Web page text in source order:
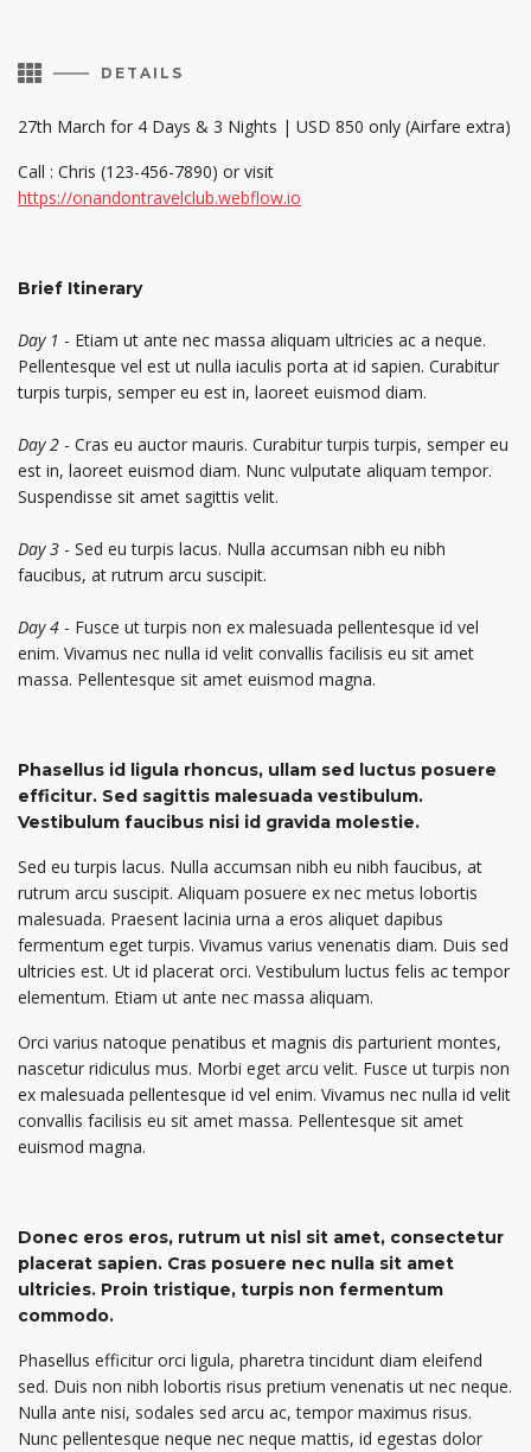
 DETAILS
27th March for 4 Days & 3 Nights | USD 850 only (Airfare extra)
Call : Chris (123-456-7890) or visit
https://onandontravelclub.webflow.io
Brief Itinerary
Day 1 - Etiam ut ante nec massa aliquam ultricies ac a neque.
Pellentesque vel est ut nulla iaculis porta at id sapien. Curabitur
turpis turpis, semper eu est in, laoreet euismod diam.
Day 2 - Cras eu auctor mauris. Curabitur turpis turpis, semper eu
est in, laoreet euismod diam. Nunc vulputate aliquam tempor.
Suspendisse sit amet sagittis velit.
Day 3 - Sed eu turpis lacus. Nulla accumsan nibh eu nibh
faucibus, at rutrum arcu suscipit.
Day 4 - Fusce ut turpis non ex malesuada pellentesque id vel
enim. Vivamus nec nulla id velit convallis facilisis eu sit amet
massa. Pellentesque sit amet euismod magna.
Phasellus id ligula rhoncus, ullam sed luctus posuere
efficitur. Sed sagittis malesuada vestibulum.
Vestibulum faucibus nisi id gravida molestie.
Sed eu turpis lacus. Nulla accumsan nibh eu nibh faucibus, at
rutrum arcu suscipit. Aliquam posuere ex nec metus lobortis
malesuada. Praesent lacinia urna a eros aliquet dapibus
fermentum eget turpis. Vivamus varius venenatis diam. Duis sed
ultricies est. Ut id placerat orci. Vestibulum luctus felis ac tempor
elementum. Etiam ut ante nec massa aliquam.
Orci varius natoque penatibus et magnis dis parturient montes,
nascetur ridiculus mus. Morbi eget arcu velit. Fusce ut turpis non
ex malesuada pellentesque id vel enim. Vivamus nec nulla id velit
convallis facilisis eu sit amet massa. Pellentesque sit amet
euismod magna.
Donec eros eros, rutrum ut nisl sit amet, consectetur
placerat sapien. Cras posuere nec nulla sit amet
ultricies. Proin tristique, turpis non fermentum
commodo.
Phasellus efficitur orci ligula, pharetra tincidunt diam eleifend
sed. Duis non nibh lobortis risus pretium venenatis ut nec neque.
Nulla ante nisi, sodales sed arcu ac, tempor maximus risus.
Nunc pellentesque neque nec neque mattis, id egestas dolor